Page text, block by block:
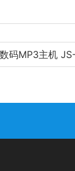
码MP3主机